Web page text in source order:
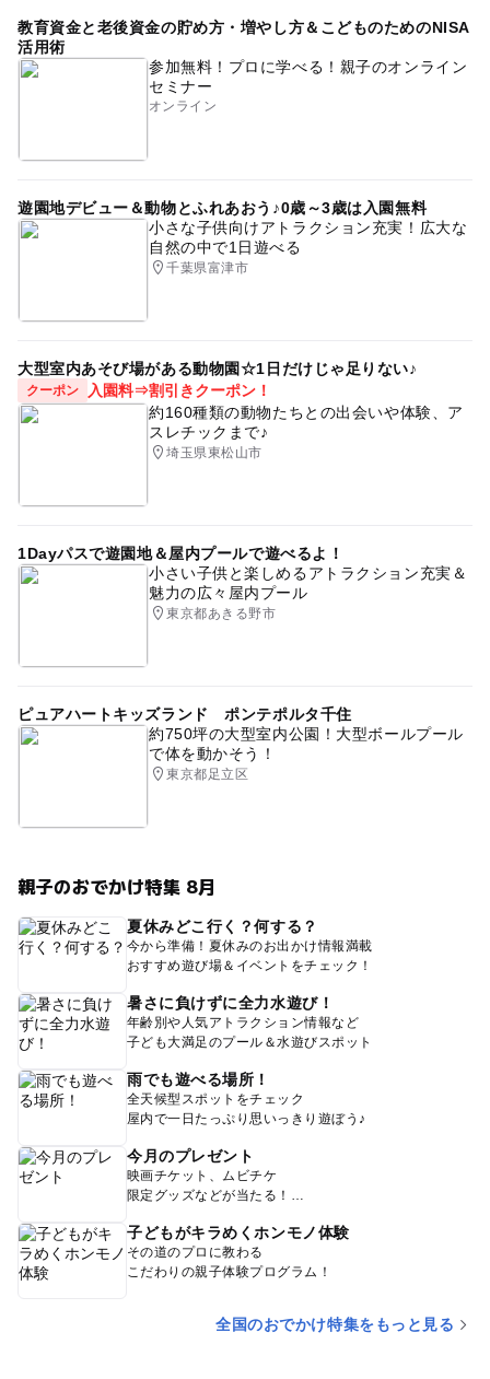
教育資金と老後資金の貯め方・増やし方＆こどものためのNISA
活用術
参加無料！プロに学べる！親子のオンライン
セミナー
オンライン
遊園地デビュー＆動物とふれあおう♪0歳～3歳は入園無料
小さな子供向けアトラクション充実！広大な
自然の中で1日遊べる
千葉県富津市
大型室内あそび場がある動物園☆1日だけじゃ足りない♪
クーポン
入園料⇒割引きクーポン！
約160種類の動物たちとの出会いや体験、ア
スレチックまで♪
埼玉県東松山市
1Dayパスで遊園地＆屋内プールで遊べるよ！
小さい子供と楽しめるアトラクション充実＆
魅力の広々屋内プール
東京都あきる野市
ピュアハートキッズランド ポンテポルタ千住
約750坪の大型室内公園！大型ボールプール
で体を動かそう！
東京都足立区
親子のおでかけ特集 8月
夏休みどこ行く？何する？
今から準備！夏休みのお出かけ情報満載
おすすめ遊び場＆イベントをチェック！
暑さに負けずに全力水遊び！
年齢別や人気アトラクション情報など
子ども大満足のプール＆水遊びスポット
雨でも遊べる場所！
全天候型スポットをチェック
屋内で一日たっぷり思いっきり遊ぼう♪
今月のプレゼント
映画チケット、ムビチケ
限定グッズなどが当たる！
子どもがキラめくホンモノ体験
その道のプロに教わる
こだわりの親子体験プログラム！
全国のおでかけ特集をもっと見る